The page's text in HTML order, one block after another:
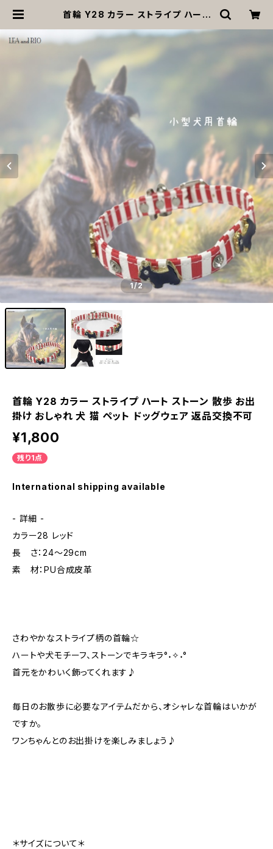
首輪 Y28 カラー ストライプ ハート
猫 ペット ドッグウェア 返品交換不可
1/2
首輪 Y28 カラー ストライプ ハート ストーン 散歩 お出
掛け おしゃれ 犬 猫 ペット ドッグウェア 返品交換不可
¥1,800
残り1点
International shipping available
- 詳細 -
カラー28 レッド
長 さ：24～29cm
素 材：PU合成皮革
さわやかなストライプ柄の首輪☆
ハートや犬モチーフ、ストーンでキラキラ°˖✧˖°
首元をかわいく飾ってくれます♪
毎日のお散歩に必要なアイテムだから、オシャレな首輪はいかが
ですか。
ワンちゃんとのお出掛けを楽しみましょう♪
＊サイズについて＊